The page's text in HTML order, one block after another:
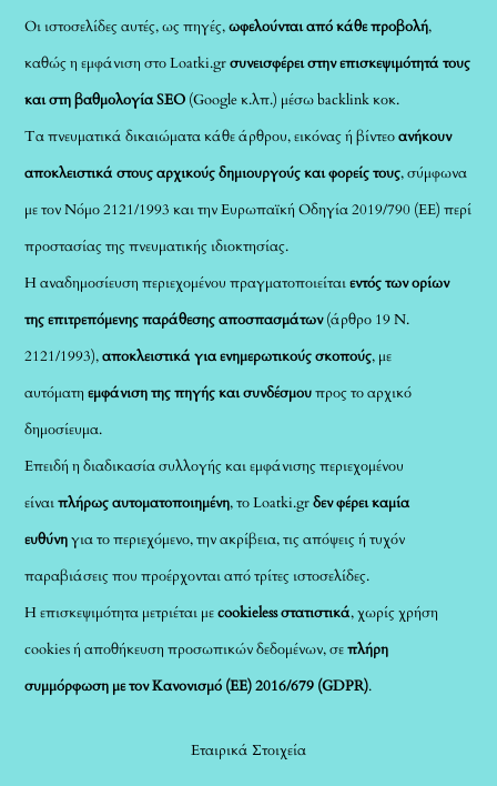
Οι ιστοσελίδες αυτές, ως πηγές,ωφελούνται από κάθε προβολή,
καθώς η εμφάνιση στο Loatki.grσυνεισφέρει στην επισκεψιμότητά τους
και στη βαθμολογία SEO (Google κ.λπ.) μέσω backlink κοκ.
Τα πνευματικά δικαιώματα κάθε άρθρου, εικόνας ή βίντεοανήκουν
αποκλειστικά στους αρχικούς δημιουργούς και φορείς τους, σύμφωνα
με τον Νόμο 2121/1993 και την Ευρωπαϊκή Οδηγία 2019/790 (ΕΕ) περί
προστασίας της πνευματικής ιδιοκτησίας.
Η αναδημοσίευση περιεχομένου πραγματοποιείταιεντός των ορίων
της επιτρεπόμενης παράθεσης αποσπασμάτων(άρθρο 19 Ν.
2121/1993),αποκλειστικά για ενημερωτικούς σκοπούς, με
αυτόματηεμφάνιση της πηγής και συνδέσμουπρος το αρχικό
δημοσίευμα.
Επειδή η διαδικασία συλλογής και εμφάνισης περιεχομένου
είναιπλήρως αυτοματοποιημένη, το Loatki.grδεν φέρει καμία
ευθύνηγια το περιεχόμενο, την ακρίβεια, τις απόψεις ή τυχόν
παραβιάσεις που προέρχονται από τρίτες ιστοσελίδες.
Η επισκεψιμότητα μετριέται μεcookieless στατιστικά, χωρίς χρήση
cookies ή αποθήκευση προσωπικών δεδομένων, σεπλήρη
συμμόρφωση με τον Κανονισμό (ΕΕ) 2016/679 (GDPR).
Εταιρικά Στοιχεία